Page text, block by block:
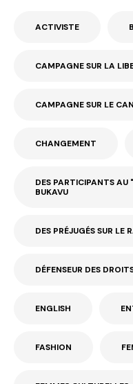
ACTIVISTE
CAMPAGNE SUR LA
CAMPAGNE SUR LE
CHANGEMENT
DES PARTICIPANTS AU
BUKAVU
DES PRÉJUGÉS SUR LE
DÉFENSEUR DES
ENGLISH
FASHION